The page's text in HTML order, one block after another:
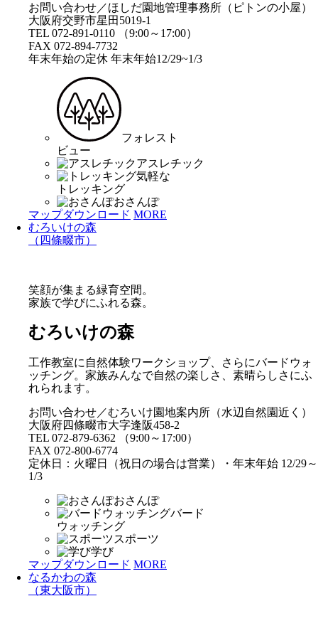
お問い合わせ／ほしだ園地管理事務所（ピトンの小屋）
大阪府交野市星田5019-1
TEL 072-891-0110 （9:00～17:00）
FAX 072-894-7732
年末年始の定休 年末年始12/29~1/3
フォレスト
ビュー
アスレチック
気軽な
トレッキング
おさんぽ
マップダウンロード MORE
むろいけの森
（四條畷市）
笑顔が集まる緑育空間。
家族で学びにふれる森。
むろいけの森
工作教室に自然体験ワークショップ、さらにバードウォ
ッチング。家族みんなで自然の楽しさ、素晴らしさにふ
れられます。
お問い合わせ／むろいけ園地案内所（水辺自然園近く）
大阪府四條畷市大字逢阪458-2
TEL 072-879-6362 （9:00～17:00）
FAX 072-800-6774
定休日：火曜日（祝日の場合は営業）・年末年始 12/29～
1/3
おさんぽ
バード
ウォッチング
スポーツ
学び
マップダウンロード MORE
なるかわの森
（東大阪市）